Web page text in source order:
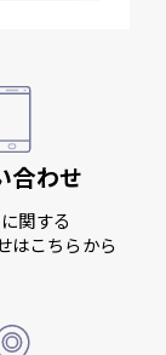
合わせ
関する
はこちらから